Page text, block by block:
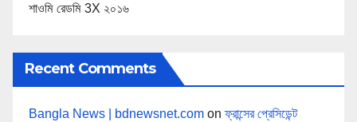
শাওমি রেডমি 3X ২০১৬
Recent Comments
Bangla News | bdnewsnet.com onফ্রান্সের প্রেসিডেন্ট